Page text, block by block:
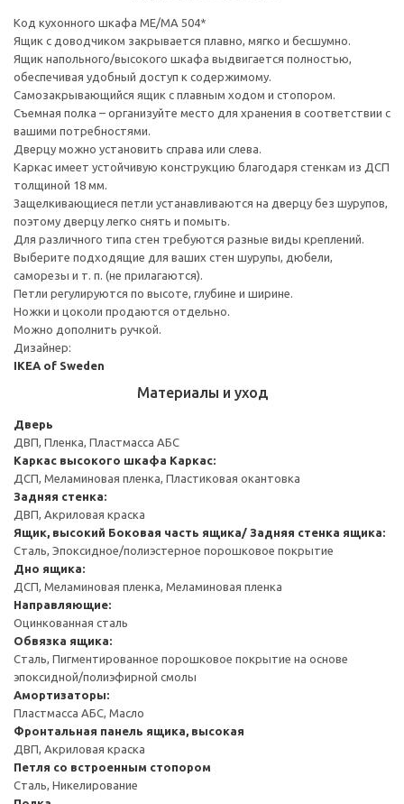
Код кухонного шкафа ME/MA 504*
Ящик с доводчиком закрывается плавно, мягко и бесшумно.
Ящик напольного/высокого шкафа выдвигается полностью,
обеспечивая удобный доступ к содержимому.
Cамозакрывающийся ящик с плавным ходом и стопором.
Съемная полка – организуйте место для хранения в соответствии с
вашими потребностями.
Дверцу можно установить справа или слева.
Каркас имеет устойчивую конструкцию благодаря стенкам из ДСП
толщиной 18 мм.
Защелкивающиеся петли устанавливаются на дверцу без шурупов,
поэтому дверцу легко снять и помыть.
Для различного типа стен требуются разные виды креплений.
Выберите подходящие для ваших стен шурупы, дюбели,
саморезы и т. п. (не прилагаются).
Петли регулируются по высоте, глубине и ширине.
Ножки и цоколи продаются отдельно.
Можно дополнить ручкой.
Дизайнер:
IKEA of Sweden
Материалы и уход
Дверь
ДВП, Пленка, Пластмасса АБС
Каркас высокого шкафа Каркас:
ДСП, Меламиновая пленка, Пластиковая окантовка
Задняя стенка:
ДВП, Акриловая краска
Ящик, высокий Боковая часть ящика/ Задняя стенка ящика:
Сталь, Эпоксидное/полиэстерное порошковое покрытие
Дно ящика:
ДСП, Меламиновая пленка, Меламиновая пленка
Направляющие:
Оцинкованная сталь
Обвязка ящика:
Сталь, Пигментированное порошковое покрытие на основе
эпоксидной/полиэфирной смолы
Амортизаторы:
Пластмасса АБС, Масло
Фронтальная панель ящика, высокая
ДВП, Акриловая краска
Петля со встроенным стопором
Сталь, Никелирование